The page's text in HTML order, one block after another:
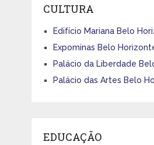
CULTURA
Edifício Mariana Belo
Expominas Belo
Palácio da Liberdade
Palácio das Artes Belo
EDUCAÇÃO